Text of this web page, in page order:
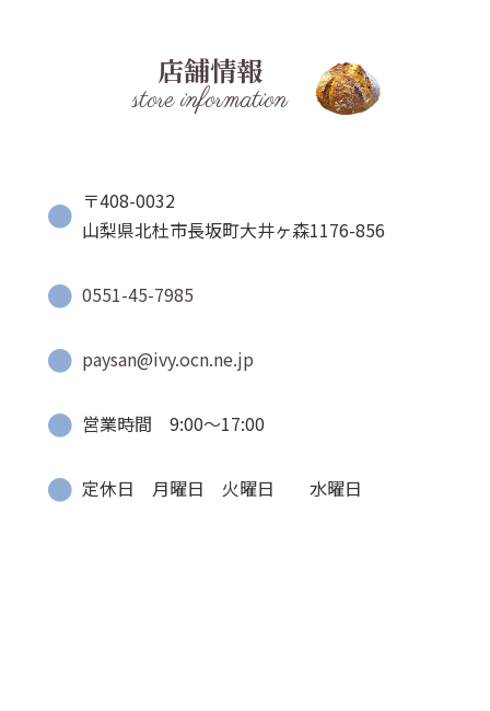
店舗情報
store information
〒408-0032
山梨県北杜市長坂町大井ヶ森1176-856
0551-45-7985
paysan@ivy.ocn.ne.jp
営業時間 9:00〜17:00
定休日 月曜日 火曜日 水曜日